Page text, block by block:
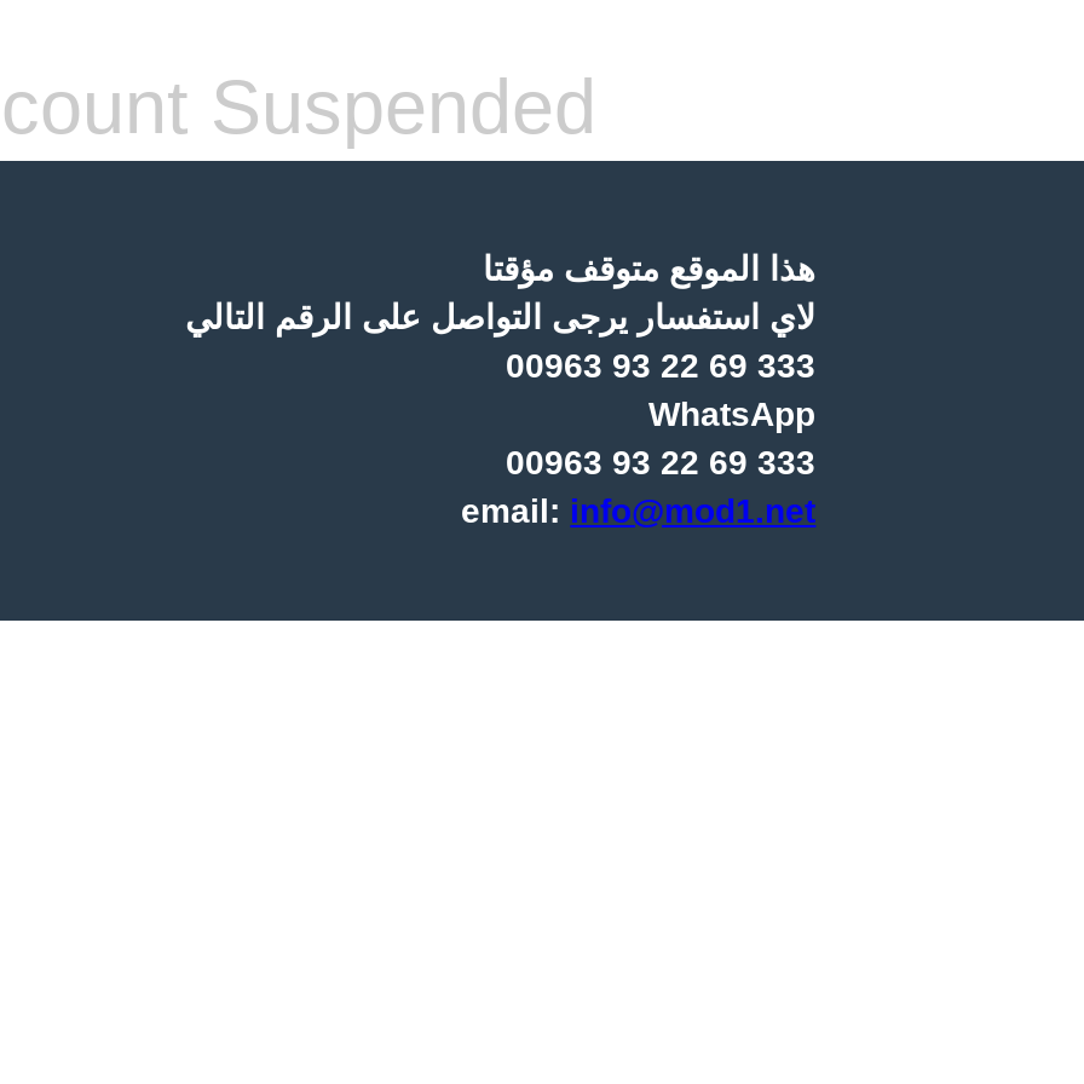
Suspended
هذا الموقع متوقف مؤقتا
لاي استفسار يرجى التواصل على الرقم التالي
00963 93 22 69 333
WhatsApp
00963 93 22 69 333
email: info@mod1.net